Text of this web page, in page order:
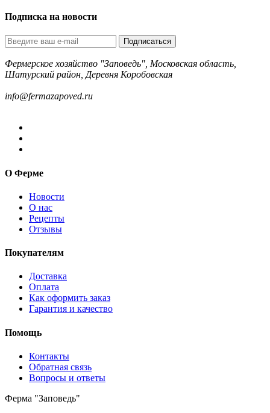
Подписка на новости
Подписаться
Фермерское хозяйство "Заповедь", Московская область,
Шатурский район, Деревня Коробовская
info@fermazapoved.ru
О Ферме
Новости
О нас
Рецепты
Отзывы
Покупателям
Доставка
Оплата
Как оформить заказ
Гарантия и качество
Помощь
Контакты
Обратная связь
Вопросы и ответы
Ферма "Заповедь"